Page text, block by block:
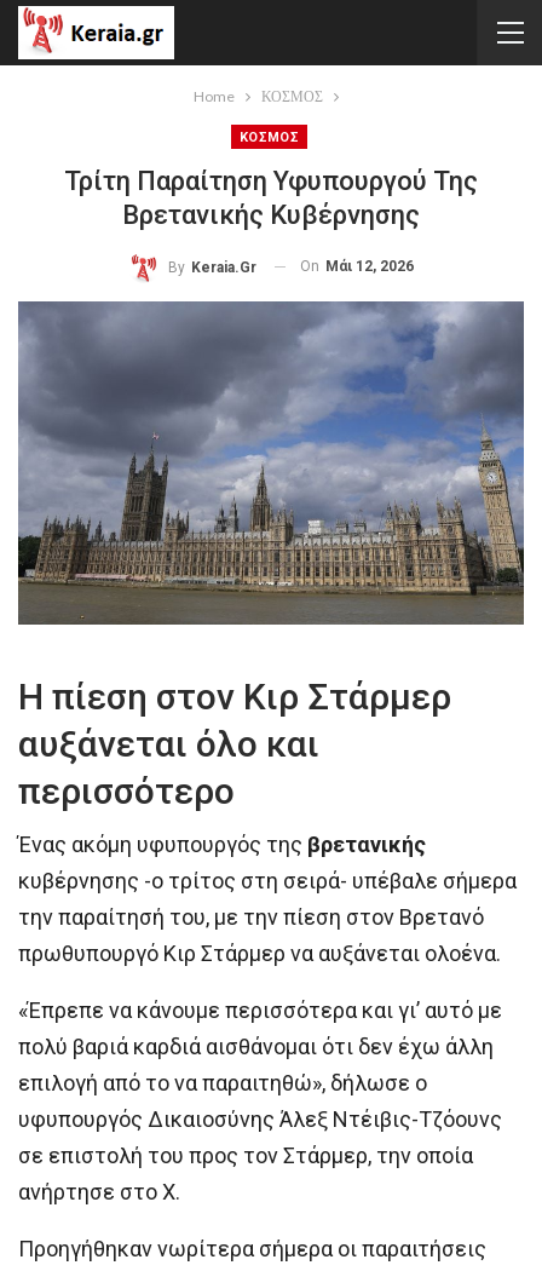
Home ΚΟΣΜΟΣ
ΚΟΣΜΟΣ
Τρίτη Παραίτηση Υφυπουργού Της
Βρετανικής Κυβέρνησης
By Keraia.gr On Μάι 12, 2026
Η πίεση στον Κιρ Στάρμερ
αυξάνεται όλο και
περισσότερο
Ένας ακόμη υφυπουργός της βρετανικής
κυβέρνησης -ο τρίτος στη σειρά- υπέβαλε σήμερα
την παραίτησή του, με την πίεση στον Βρετανό
πρωθυπουργό Κιρ Στάρμερ να αυξάνεται ολοένα.
«Έπρεπε να κάνουμε περισσότερα και γι’ αυτό με
πολύ βαριά καρδιά αισθάνομαι ότι δεν έχω άλλη
επιλογή από το να παραιτηθώ», δήλωσε ο
υφυπουργός Δικαιοσύνης Άλεξ Ντέιβις-Τζόουνς
σε επιστολή του προς τον Στάρμερ, την οποία
ανήρτησε στο X.
Προηγήθηκαν νωρίτερα σήμερα οι παραιτήσεις